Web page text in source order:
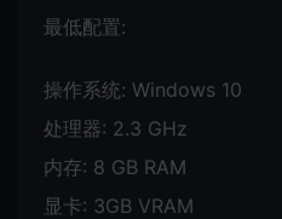
最低配置:
操作系统: Windows 10
处理器: 2.3 GHz
内存: 8 GB RAM
显卡: 3GB VRAM